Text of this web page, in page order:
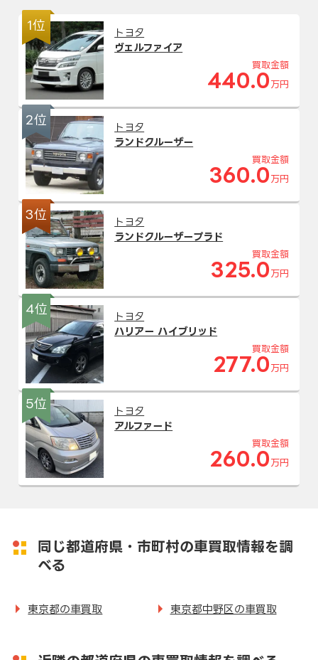
1位
トヨタ
ヴェルファイア
買取金額
440.0 万円
2位
トヨタ
ランドクルーザー
買取金額
360.0 万円
3位
トヨタ
ランドクルーザープラド
買取金額
325.0 万円
4位
トヨタ
ハリアー ハイブリッド
買取金額
277.0 万円
5位
トヨタ
アルファード
買取金額
260.0 万円
同じ都道府県・市町村の車買取情報を調
べる
東京都の車買取 東京都中野区の車買取